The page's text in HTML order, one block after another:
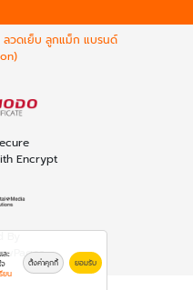
ลวดเย็บ ลูกแม็ก แบรนด์
Encrypt
By
ละ
ยน
ตั้งค่าคุกกี้ ยอมรับ